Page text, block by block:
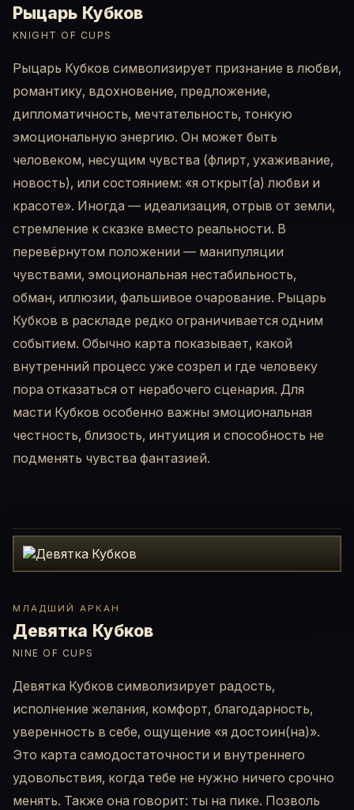
Рыцарь Кубков
KNIGHT OF CUPS
Рыцарь Кубков символизирует признание в любви,
романтику, вдохновение, предложение,
дипломатичность, мечтательность, тонкую
эмоциональную энергию. Он может быть
человеком, несущим чувства (флирт, ухаживание,
новость), или состоянием: «я открыт(а) любви и
красоте». Иногда — идеализация, отрыв от земли,
стремление к сказке вместо реальности. В
перевёрнутом положении — манипуляции
чувствами, эмоциональная нестабильность,
обман, иллюзии, фальшивое очарование. Рыцарь
Кубков в раскладе редко ограничивается одним
событием. Обычно карта показывает, какой
внутренний процесс уже созрел и где человеку
пора отказаться от нерабочего сценария. Для
масти Кубков особенно важны эмоциональная
честность, близость, интуиция и способность не
подменять чувства фантазией.
МЛАДШИЙ АРКАН
Девятка Кубков
NINE OF CUPS
Девятка Кубков символизирует радость,
исполнение желания, комфорт, благодарность,
уверенность в себе, ощущение «я достоин(на)».
Это карта самодостаточности и внутреннего
удовольствия, когда тебе не нужно ничего срочно
менять. Также она говорит: ты на пике. Позволь